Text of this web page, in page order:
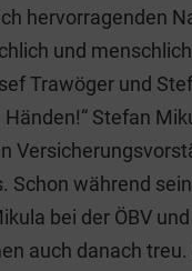
hervorragenden
und
Trawöger und
Stefan
Schon während
bei der ÖBV
auch danach treu.